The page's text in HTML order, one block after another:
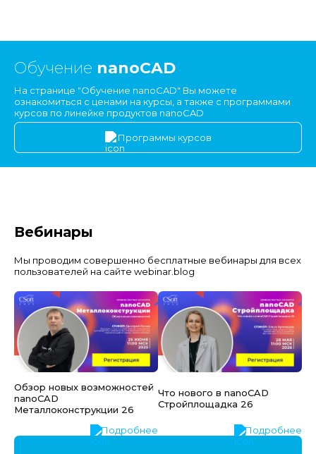
Обучение nanoCAD
На странице "Обучение nanoCAD" Вы можете
ознакомиться с ценами на курсы, а также с программами
курсов по линейке продуктов nanoCAD
Программы курсов
Вебинары
Мы проводим совершенно бесплатные вебинары для всех
пользователей на сайте webinar.blog
Обзор новых возможностей
nanoCAD
Металлоконструкции 26
Подробнее
Что нового в nanoCAD
Стройплощадка 26
Подробнее